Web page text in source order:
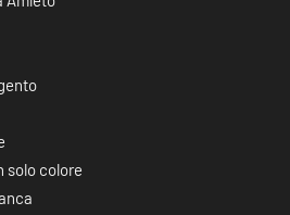
solo colore